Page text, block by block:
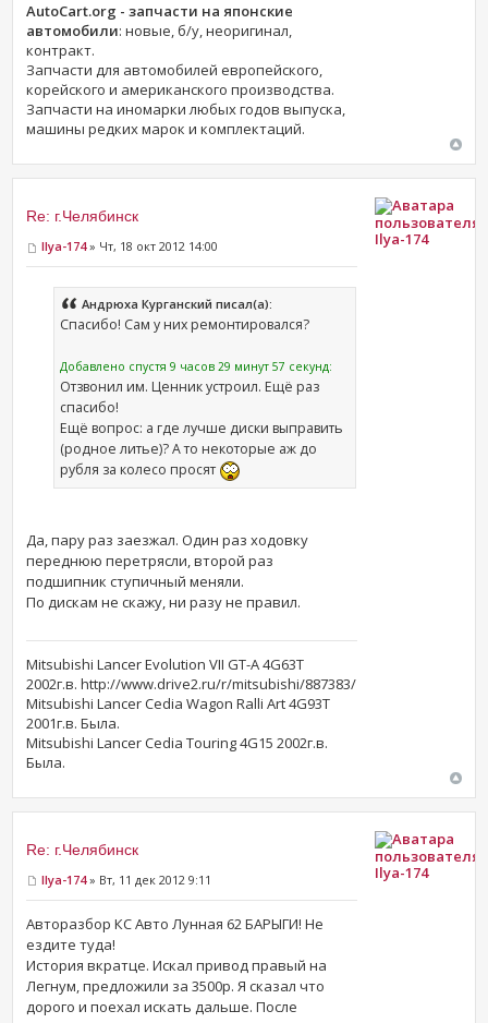
AutoCart.org - запчасти на японские
автомобили: новые, б/у, неоригинал,
контракт.
Запчасти для автомобилей европейского,
корейского и американского производства.
Запчасти на иномарки любых годов выпуска,
машины редких марок и комплектаций.
Re: г.Челябинск
Ilya-174» Чт, 18 окт 2012 14:00
Андрюха Курганский писал(а):
Спасибо! Сам у них ремонтировался?
Добавлено спустя 9 часов 29 минут 57 секунд:
Отзвонил им. Ценник устроил. Ещё раз
спасибо!
Ещё вопрос: а где лучше диски выправить
(родное литье)? А то некоторые аж до
рубля за колесо просят
Да, пару раз заезжал. Один раз ходовку
переднюю перетрясли, второй раз
подшипник ступичный меняли.
По дискам не скажу, ни разу не правил.
Mitsubishi Lancer Evolution VII GT-A 4G63T
2002г.в. http://www.drive2.ru/r/mitsubishi/887383/
Mitsubishi Lancer Cedia Wagon Ralli Art 4G93T
2001г.в. Была.
Mitsubishi Lancer Cedia Touring 4G15 2002г.в.
Была.
Ilya-174
Re: г.Челябинск
Ilya-174» Вт, 11 дек 2012 9:11
Авторазбор КС Авто Лунная 62 БАРЫГИ! Не
ездите туда!
История вкратце. Искал привод правый на
Легнум, предложили за 3500р. Я сказал что
дорого и поехал искать дальше. После
Ilya-174